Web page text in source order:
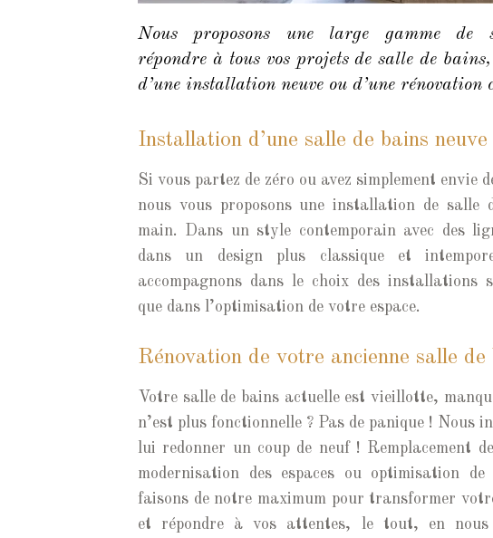
Nous proposons une large gamme de
répondre à tous vos projets de salle de bains,
d’une installation neuve ou d’une rénovation
Installation d’une salle de bains neuve
Si vous partez de zéro ou avez simplement envie
nous vous proposons une installation de salle
main. Dans un style contemporain avec des
dans un design plus classique et
accompagnons dans le choix des installations
que dans l’optimisation de votre espace.
Rénovation de votre ancienne salle de
Votre salle de bains actuelle est vieillotte,
n’est plus fonctionnelle ? Pas de panique ! Nous
lui redonner un coup de neuf ! Remplacement
modernisation des espaces ou optimisation
faisons de notre maximum pour transformer
et répondre à vos attentes, le tout, en